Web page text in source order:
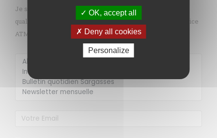
Je souhaite recevoir gratuitement les informations sur la
qualité de l’air en Martinique par mail (alerte pollution, indice
ATMO, sargasses, newsletter, etc.)
Membre de
OK, accept all
Deny all cookies
Personalize